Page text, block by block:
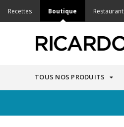
Recettes Boutique Restaurant
TOUS NOS PRODUITS